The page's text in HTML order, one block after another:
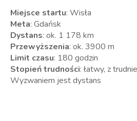
Miejsce startu: Wisła
Meta: Gdańsk
Dystans: ok. 1 178 km
Przewyższenia: ok. 3900 m
Limit czasu: 180 godzin
Stopień trudności: łatwy, z
Wyzwaniem jest dystans